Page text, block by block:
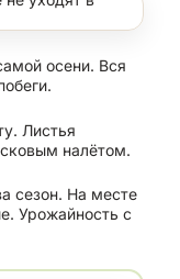
осени. Вся
Листья
налётом.
сезон. На месте
Урожайность с